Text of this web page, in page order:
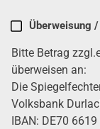
Über­wei­sung
Bit­te Betrag
über­wei­sen an:
Die
Volks­bank
IBAN: DE70